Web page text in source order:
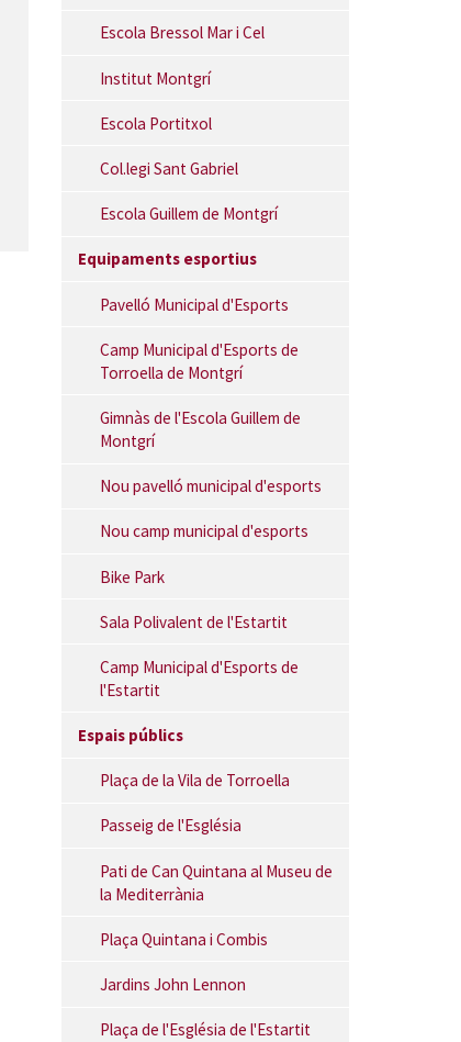
Escola Bressol Mar i Cel
Institut Montgrí
Escola Portitxol
Col.legi Sant Gabriel
Escola Guillem de Montgrí
Equipaments esportius
Pavelló Municipal d'Esports
Camp Municipal d'Esports de
Torroella de Montgrí
Gimnàs de l'Escola Guillem de
Montgrí
Nou pavelló municipal d'esports
Nou camp municipal d'esports
Bike Park
Sala Polivalent de l'Estartit
Camp Municipal d'Esports de
l'Estartit
Espais públics
Plaça de la Vila de Torroella
Passeig de l'Església
Pati de Can Quintana al Museu de
la Mediterrània
Plaça Quintana i Combis
Jardins John Lennon
Plaça de l'Església de l'Estartit